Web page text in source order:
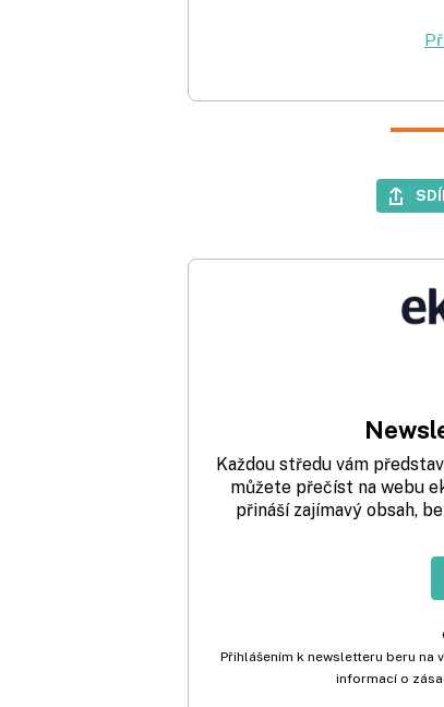
Každou středu vám
můžete přečíst na webu
přináší zajímavý obsah,
Přihlášením k newsletteru beru na
informací o